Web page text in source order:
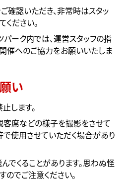
確認いただき、非常時はスタッ
ください。
パーク内では、運営スタッフの指
催へのご協力をお願いいたしま
い
します。
客席などの様子を撮影をさせて
で使用させていただく場合があり
でくることがあります。思わぬ怪
のでご注意ください。